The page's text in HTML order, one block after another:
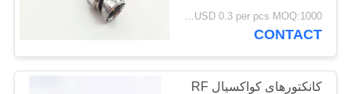
درباره
نر 50 اهم
USD 0.3 per pcs MOQ:1000 عدد
CONTACT
کانکتورهای کواکسیال RF